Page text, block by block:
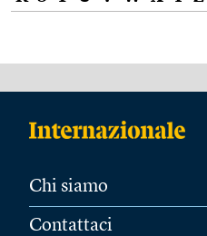
Chi siamo
Contattaci